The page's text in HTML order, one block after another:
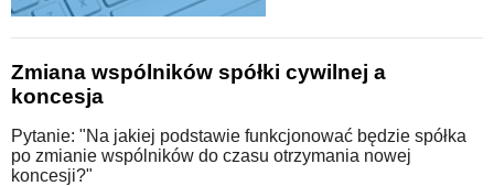
Zmiana wspólników spółki cywilnej a
koncesja
Pytanie: "Na jakiej podstawie funkcjonować będzie spółka
po zmianie wspólników do czasu otrzymania nowej
koncesji?"